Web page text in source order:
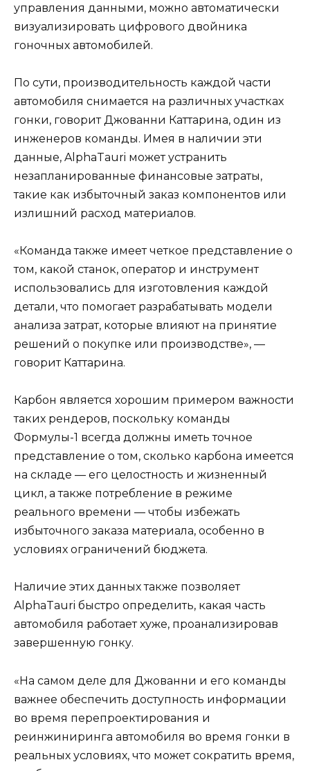
управления данными, можно автоматически
визуализировать цифрового двойника
гоночных автомобилей.
По сути, производительность каждой части
автомобиля снимается на различных участках
гонки, говорит Джованни Каттарина, один из
инженеров команды. Имея в наличии эти
данные, AlphaTauri может устранить
незапланированные финансовые затраты,
такие как избыточный заказ компонентов или
излишний расход материалов.
«Команда также имеет четкое представление о
том, какой станок, оператор и инструмент
использовались для изготовления каждой
детали, что помогает разрабатывать модели
анализа затрат, которые влияют на принятие
решений о покупке или производстве», —
говорит Каттарина.
Карбон является хорошим примером важности
таких рендеров, поскольку команды
Формулы-1 всегда должны иметь точное
представление о том, сколько карбона имеется
на складе — его целостность и жизненный
цикл, а также потребление в режиме
реального времени — чтобы избежать
избыточного заказа материала, особенно в
условиях ограничений бюджета.
Наличие этих данных также позволяет
AlphaTauri быстро определить, какая часть
автомобиля работает хуже, проанализировав
завершенную гонку.
«На самом деле для Джованни и его команды
важнее обеспечить доступность информации
во время перепроектирования и
реинжиниринга автомобиля во время гонки в
реальных условиях, что может сократить время,